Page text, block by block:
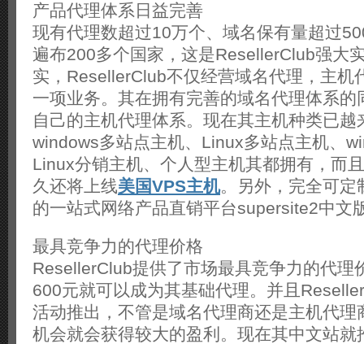
产品代理体系日益完善
现有代理数超过10万个、域名保有量超过
遍布200多个国家，这是ResellerClub强大
实，ResellerClub不仅经营域名代理，主机
一项业务。其在拥有完善的域名代理体系的
自己的主机代理体系。现在其主机种类已越
windows多站点主机、Linux多站点主机、
Linux分销主机、个人型主机其都拥有，而
久还将上线美国VPS主机。另外，完全可定
的一站式网络产品直销平台supersite2中文
最具竞争力的代理价格
ResellerClub提供了市场最具竞争力的代理
600元就可以成为其基础代理。并且
活动推出，不管是域名代理商还是主机代理
机会就会获得较大的盈利。现在其中文站就